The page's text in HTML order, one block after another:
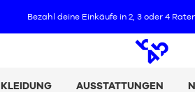
Bezahl deine Einkäufe in 2, 3 oder 4
KLEIDUNG AUSSTATTUNGEN